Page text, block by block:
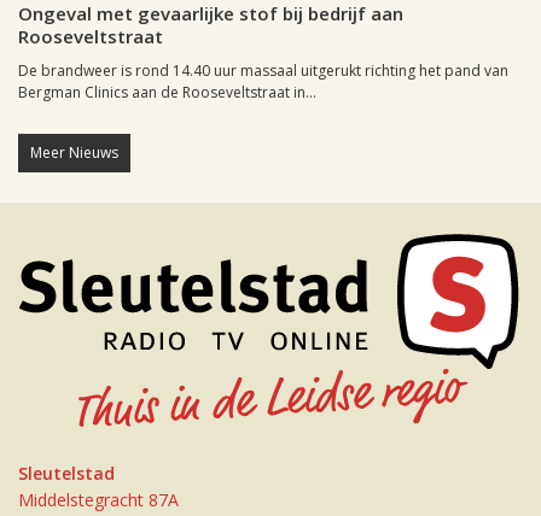
Ongeval met gevaarlijke stof bij bedrijf aan
Rooseveltstraat
De brandweer is rond 14.40 uur massaal uitgerukt richting het pand van
Bergman Clinics aan de Rooseveltstraat in...
Meer Nieuws
Sleutelstad
Middelstegracht 87A